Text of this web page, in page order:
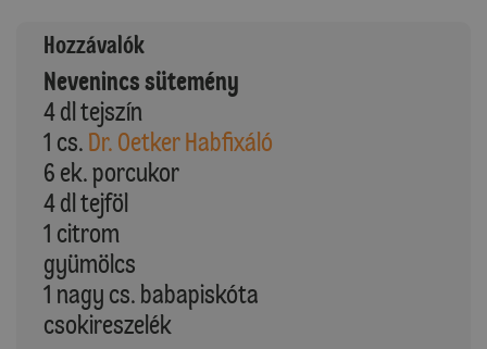
Hozzávalók
Nevenincs sütemény
4 dl tejszín
1 cs. Dr. Oetker Habfixáló
6 ek. porcukor
4 dl tejföl
1 citrom
gyümölcs
1 nagy cs. babapiskóta
csokireszelék